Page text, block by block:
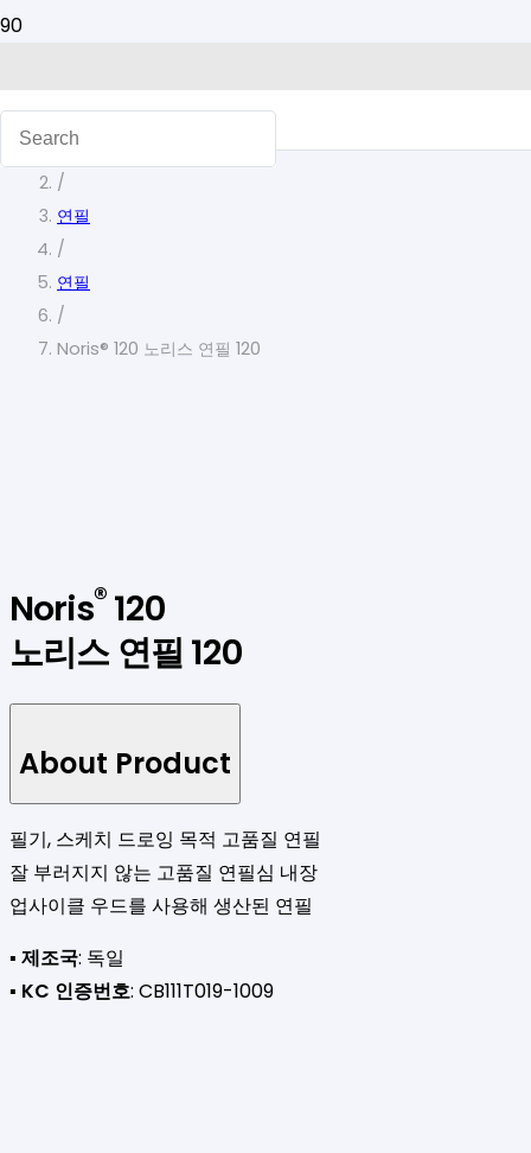
홈
/
연필
/
연필
/
Noris® 120 노리스 연필 120
Noris®120
노리스 연필 120
About Product
필기, 스케치 드로잉 목적 고품질 연필
잘 부러지지 않는 고품질 연필심 내장
업사이클 우드를 사용해 생산된 연필
▪ 제조국: 독일
▪ KC 인증번호: CB111T019-1009